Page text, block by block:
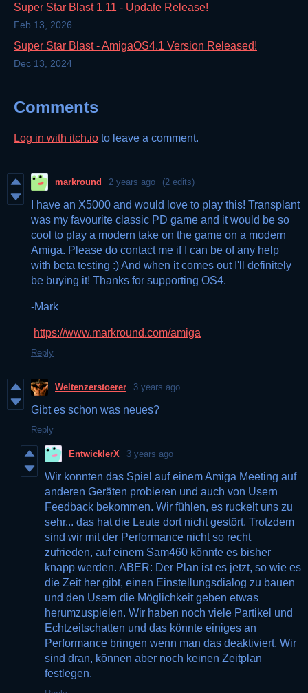
Super Star Blast 1.11 - Update Release!
Feb 13, 2026
Super Star Blast - AmigaOS4.1 Version Released!
Dec 13, 2024
Comments
Log in with itch.io to leave a comment.
markround 2 years ago (2 edits)
I have an X5000 and would love to play this! Transplant
was my favourite classic PD game and it would be so
cool to play a modern take on the game on a modern
Amiga. Please do contact me if I can be of any help
with beta testing :) And when it comes out I'll definitely
be buying it! Thanks for supporting OS4.
-Mark
https://www.markround.com/amiga
Reply
Weltenzerstoerer 3 years ago
Gibt es schon was neues?
Reply
EntwicklerX 3 years ago
Wir konnten das Spiel auf einem Amiga Meeting auf
anderen Geräten probieren und auch von Usern
Feedback bekommen. Wir fühlen, es ruckelt uns zu
sehr... das hat die Leute dort nicht gestört. Trotzdem
sind wir mit der Performance nicht so recht
zufrieden, auf einem Sam460 könnte es bisher
knapp werden. ABER: Der Plan ist es jetzt, so wie es
die Zeit her gibt, einen Einstellungsdialog zu bauen
und den Usern die Möglichkeit geben etwas
herumzuspielen. Wir haben noch viele Partikel und
Echtzeitschatten und das könnte einiges an
Performance bringen wenn man das deaktiviert. Wir
sind dran, können aber noch keinen Zeitplan
festlegen.